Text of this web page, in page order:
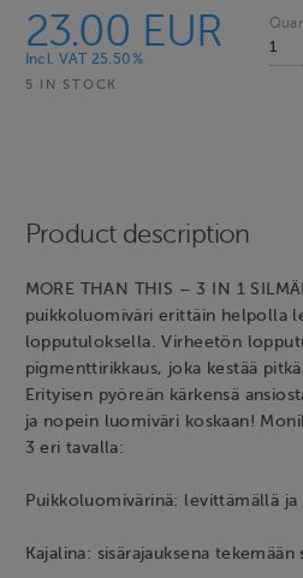
23.00 EUR
Incl. VAT 25.50%
5 IN STOCK
Product description
MORE THAN THIS – 3 IN 1
puikkoluomiväri erittäin helpolla
lopputuloksella. Virheetön
pigmenttirikkaus, joka kestää
Erityisen pyöreän kärkensä
ja nopein luomiväri koskaan!
3 eri tavalla:
Puikkoluomivärinä: levittämällä
Kajalina: sisärajauksena